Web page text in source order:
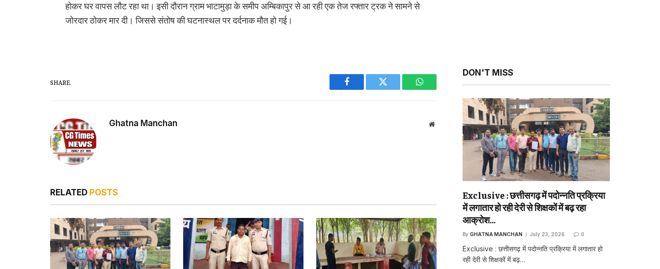
होकर घर वापस लौट रहा था। इसी दौरान ग्राम भाटामुड़ा के समीप अम्बिकापुर से आ रही एक तेज रफ्तार ट्रक ने सामने से
जोरदार ठोकर मार दी। जिससे संतोष की घटनास्थल पर दर्दनाक मौत हो गई।
SHARE.
Facebook Twitter WhatsApp
Ghatna Manchan Website
RELATED POSTS
DON'T MISS
Exclusive : छत्तीसगढ़ में पदोन्नति प्रक्रिया
में लगातार हो रही देरी से शिक्षकों में बढ़ रहा
आक्रोश…
By GHATNA MANCHAN July 23, 2026 0
Exclusive : छत्तीसगढ़ में पदोन्नति प्रक्रिया में लगातार हो
रही देरी से शिक्षकों में बढ़…